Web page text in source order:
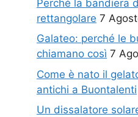
Perché la bandiera
rettangolare 7
Galateo: perché le
chiamano così 7
Come è nato il
antichi a Buontalenti
Un dissalatore